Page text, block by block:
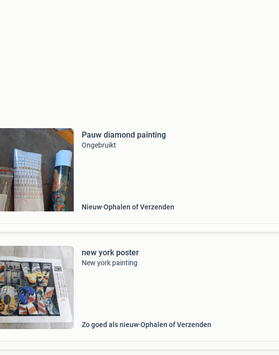
Pauw diamond painting
Ongebruikt
Nieuw Ophalen of Verzenden
new york poster
New york painting
Zo goed als nieuw Ophalen of Verzenden